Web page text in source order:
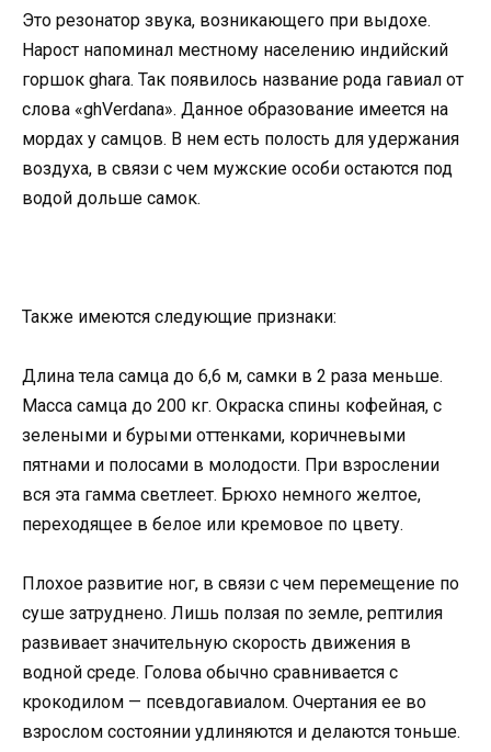
Это резонатор звука, возникающего при выдохе.
Нарост напоминал местному населению индийский
горшок ghara. Так появилось название рода гавиал от
слова «ghVerdana». Данное образование имеется на
мордах у самцов. В нем есть полость для удержания
воздуха, в связи с чем мужские особи остаются под
водой дольше самок.
Также имеются следующие признаки:
Длина тела самца до 6,6 м, самки в 2 раза меньше.
Масса самца до 200 кг. Окраска спины кофейная, с
зелеными и бурыми оттенками, коричневыми
пятнами и полосами в молодости. При взрослении
вся эта гамма светлеет. Брюхо немного желтое,
переходящее в белое или кремовое по цвету.
Плохое развитие ног, в связи с чем перемещение по
суше затруднено. Лишь ползая по земле, рептилия
развивает значительную скорость движения в
водной среде. Голова обычно сравнивается с
крокодилом — псевдогавиалом. Очертания ее во
взрослом состоянии удлиняются и делаются тоньше.